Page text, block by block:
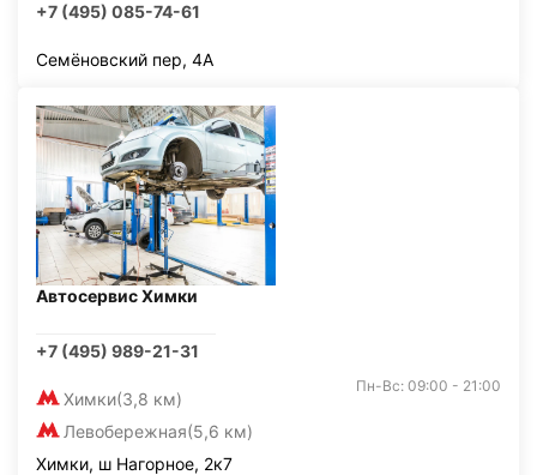
+7 (495) 085-74-61
Семёновский пер, 4А
Автосервис Химки
+7 (495) 989-21-31
Химки(3,8 км)
Левобережная(5,6 км)
Пн-Вс: 09:00 - 21:00
Химки, ш Нагорное, 2к7